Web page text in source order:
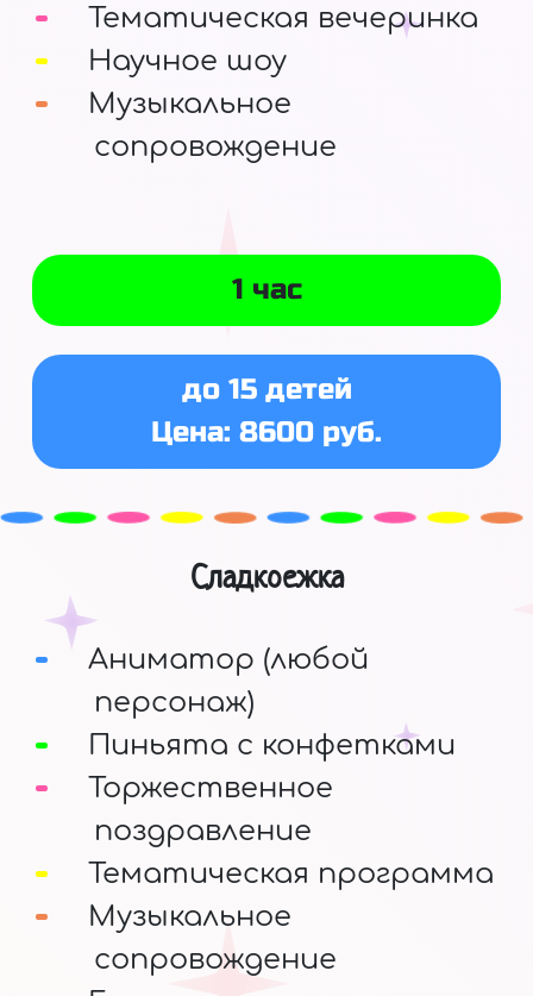
Тематическая вечеринка
Научное шоу
Музыкальное
сопровождение
1 час
до 15 детей
Цена: 8600 руб.
Сладкоежка
Аниматор (любой
персонаж)
Пиньята с конфетками
Торжественное
поздравление
Тематическая программа
Музыкальное
сопровождение